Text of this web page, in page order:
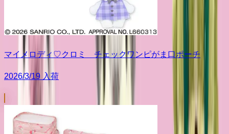
マイメロディ♡クロミ チェックワンピがま口ポーチ
2026/3/19 入荷